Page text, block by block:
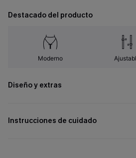
Destacado del producto
Moderno
Diseño y extras
Instrucciones de cuidado